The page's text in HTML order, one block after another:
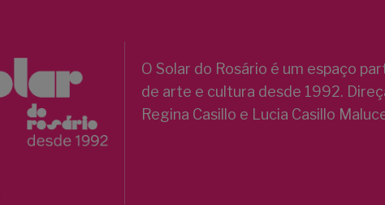
O Solar do Rosário é um espaço
de arte e cultura desde 1992.
Regina Casillo e Lucia Casillo